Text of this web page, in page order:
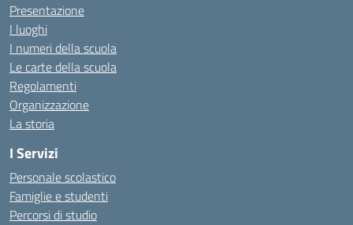
Presentazione
I luoghi
I numeri della scuola
Le carte della scuola
Regolamenti
Organizzazione
La storia
I Servizi
Personale scolastico
Famiglie e studenti
Percorsi di studio